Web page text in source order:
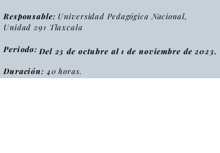
Responsable: Universidad Pedagógica Nacional,
Unidad 291 Tlaxcala
Periodo:
Duración: 40 horas.
Del 23 de octubre al 1 de noviembre de 2023.